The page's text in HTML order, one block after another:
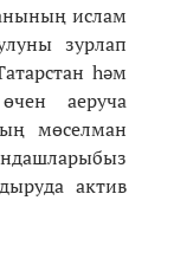
ислам
зурлап
һәм
аеруча
мөселман
актив